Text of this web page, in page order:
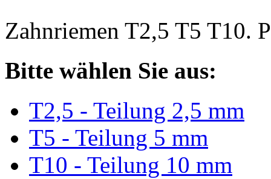
Zahnriemen T2,5 T5 T10.
Bitte wählen Sie aus:
T2,5 - Teilung 2,5 mm
T5 - Teilung 5 mm
T10 - Teilung 10 mm